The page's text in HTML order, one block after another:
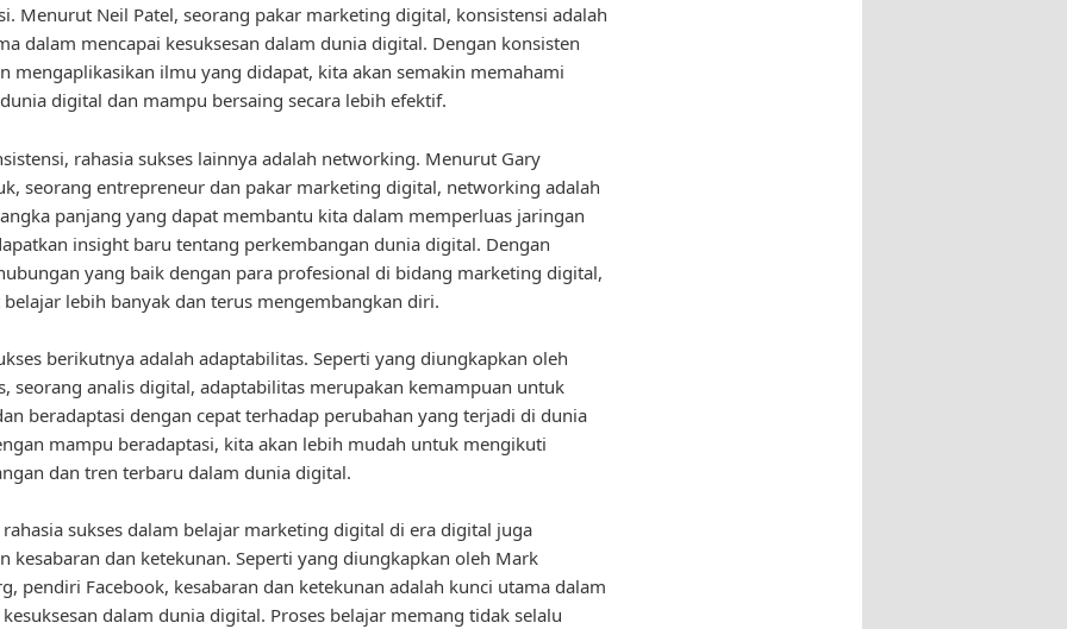
Menurut Neil Patel, seorang pakar marketing digital, konsistensi adalah
dalam mencapai kesuksesan dalam dunia digital. Dengan konsisten
mengaplikasikan ilmu yang didapat, kita akan semakin memahami
digital dan mampu bersaing secara lebih efektif.
rahasia sukses lainnya adalah networking. Menurut Gary
seorang entrepreneur dan pakar marketing digital, networking adalah
panjang yang dapat membantu kita dalam memperluas jaringan
insight baru tentang perkembangan dunia digital. Dengan
yang baik dengan para profesional di bidang marketing digital,
belajar lebih banyak dan terus mengembangkan diri.
berikutnya adalah adaptabilitas. Seperti yang diungkapkan oleh
seorang analis digital, adaptabilitas merupakan kemampuan untuk
beradaptasi dengan cepat terhadap perubahan yang terjadi di dunia
mampu beradaptasi, kita akan lebih mudah untuk mengikuti
dan tren terbaru dalam dunia digital.
sukses dalam belajar marketing digital di era digital juga
kesabaran dan ketekunan. Seperti yang diungkapkan oleh Mark
pendiri Facebook, kesabaran dan ketekunan adalah kunci utama dalam
dalam dunia digital. Proses belajar memang tidak selalu